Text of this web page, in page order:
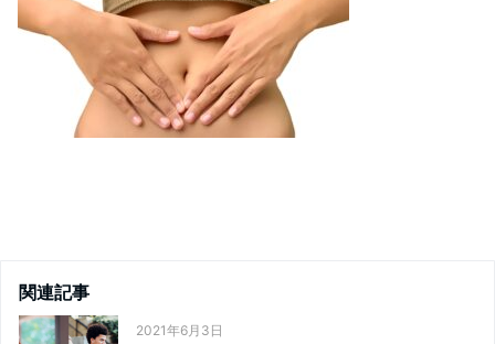
関連記事
2021年6月3日